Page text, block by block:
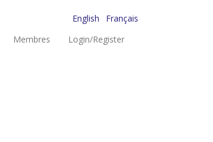
English
Français
Membres Login/Register